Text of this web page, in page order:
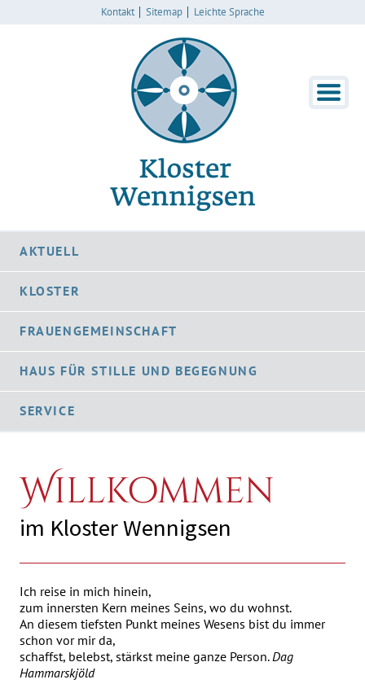
Kontakt Sitemap Leichte Sprache
AKTUELL
KLOSTER
FRAUENGEMEINSCHAFT
HAUS FÜR STILLE UND BEGEGNUNG
SERVICE
Willkommen
im Kloster Wennigsen
Ich reise in mich hinein,
zum innersten Kern meines Seins, wo du wohnst.
An diesem tiefsten Punkt meines Wesens bist du immer
schon vor mir da,
schaffst, belebst, stärkst meine ganze Person.Dag
Hammarskjöld